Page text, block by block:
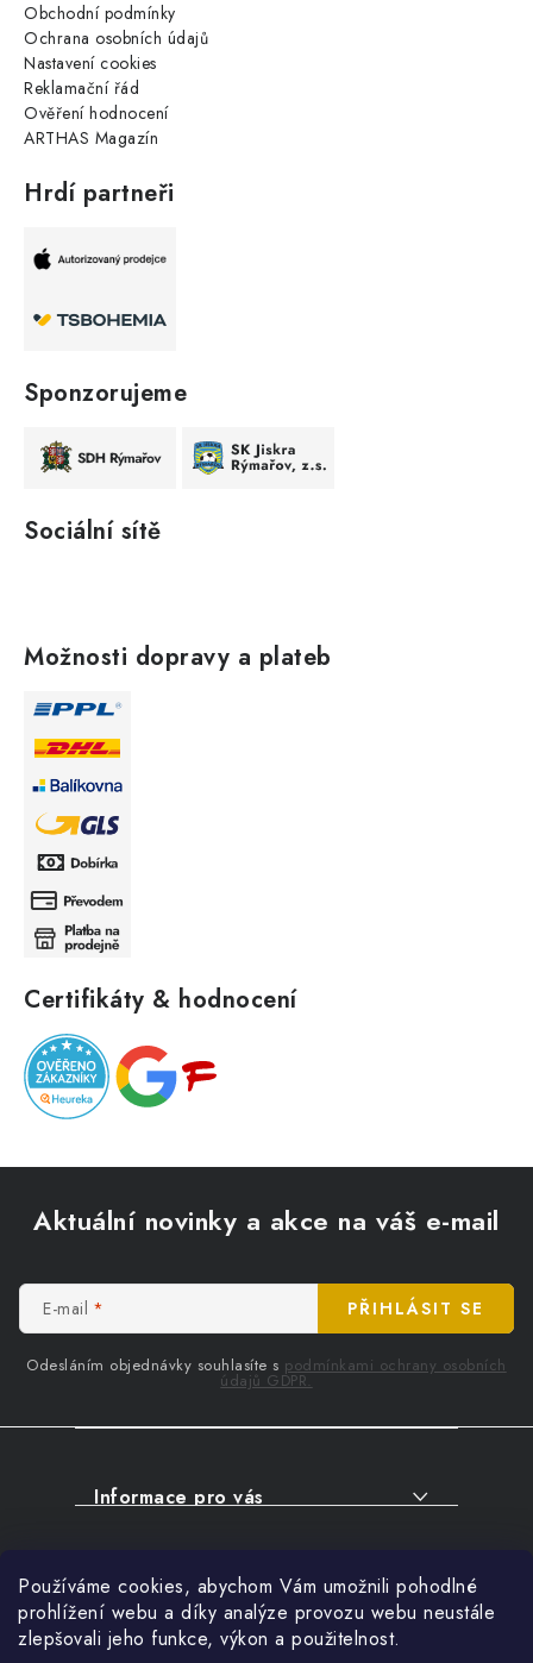
Používáme cookies, abychom Vám umožnili pohodlné
prohlížení webu a díky analýze provozu webu neustále
zlepšovali jeho funkce, výkon a použitelnost.
Obchodní podmínky
Ochrana osobních údajů
Nastavení cookies
Reklamační řád
Ověření hodnocení
ARTHAS Magazín
Hrdí partneři
Sponzorujeme
Sociální sítě
Možnosti dopravy a plateb
Certifikáty & hodnocení
Aktuální novinky a akce na váš e-mail
E-mail
Odesláním objednávky souhlasíte s podmínkami ochrany osobních
údajů GDPR.
PŘIHLÁSIT SE
Informace pro vás
SERVIS
FIRMY, ŠKOLY, PARTNEŘI
Facebook
Přihlášení